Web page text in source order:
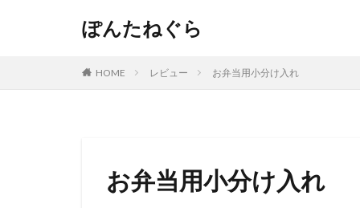
ぽんたねぐら
HOME レビュー お弁当用小分け入れ
お弁当用小分け入れ